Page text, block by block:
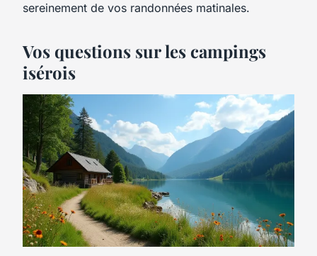
sereinement de vos randonnées matinales.
Vos questions sur les campings
isérois